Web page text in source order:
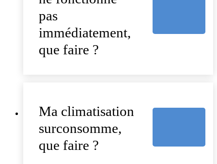
pas
immédiatement,
que faire ?
Ma climatisation
surconsomme,
que faire ?